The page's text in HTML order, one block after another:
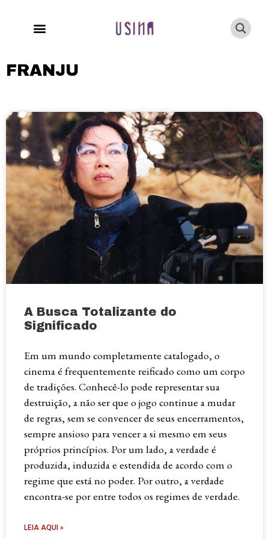
FRANJU
A Busca Totalizante do
Significado
Em um mundo completamente catalogado, o
cinema é frequentemente reificado como um corpo
de tradições. Conhecê-lo pode representar sua
destruição, a não ser que o jogo continue a mudar
de regras, sem se convencer de seus encerramentos,
sempre ansioso para vencer a si mesmo em seus
próprios princípios. Por um lado, a verdade é
produzida, induzida e estendida de acordo com o
regime que está no poder. Por outro, a verdade
encontra-se por entre todos os regimes de verdade.
LEIA AQUI »